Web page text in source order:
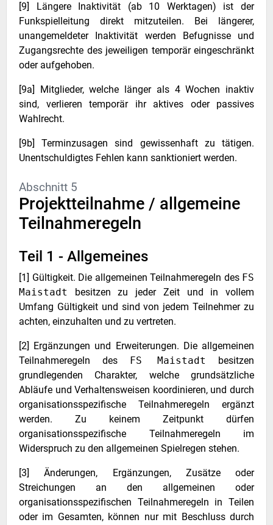
[9] Längere Inaktivität (ab 10 Werktagen) ist der
Funkspielleitung direkt mitzuteilen. Bei längerer,
unangemeldeter Inaktivität werden Befugnisse und
Zugangsrechte des jeweiligen temporär eingeschränkt
oder aufgehoben.
[9a] Mitglieder, welche länger als 4 Wochen inaktiv
sind, verlieren temporär ihr aktives oder passives
Wahlrecht.
[9b] Terminzusagen sind gewissenhaft zu tätigen.
Unentschuldigtes Fehlen kann sanktioniert werden.
Abschnitt 5
Projektteilnahme / allgemeine
Teilnahmeregeln
Teil 1 - Allgemeines
[1] Gültigkeit. Die allgemeinen Teilnahmeregeln des FS
Maistadt
besitzen zu jeder Zeit und in vollem
Umfang Gültigkeit und sind von jedem Teilnehmer zu
achten, einzuhalten und zu vertreten.
[2] Ergänzungen und Erweiterungen. Die allgemeinen
Teilnahmeregeln des FS Maistadt
besitzen
grundlegenden Charakter, welche grundsätzliche
Abläufe und Verhaltensweisen koordinieren, und durch
organisationsspezifische Teilnahmeregeln ergänzt
werden. Zu keinem Zeitpunkt dürfen
organisationsspezifische Teilnahmeregeln im
Widerspruch zu den allgemeinen Spielregen stehen.
[3] Änderungen, Ergänzungen, Zusätze oder
Streichungen an den allgemeinen oder
organisationsspezifischen Teilnahmeregeln in Teilen
oder im Gesamten, können nur mit Beschluss durch